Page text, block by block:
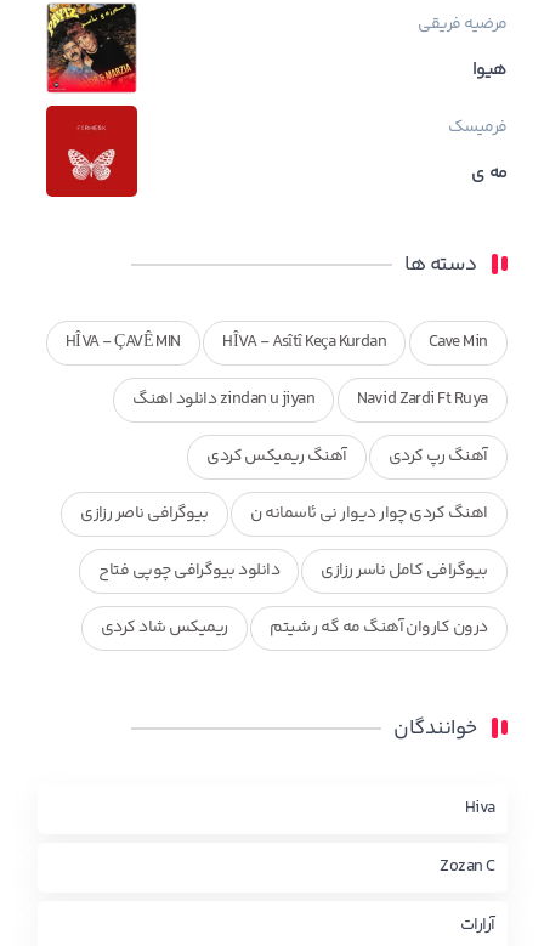
مرضیه فریقی
هیوا
فرمیسک
مه ی
دسته ها
Cave Min
HÎVA - Asîtî Keça Kurdan
HÎVA - ÇAVÊ MIN
Navid Zardi Ft Ruya zindan u jiyan دانلود اهنگ
آهنگ رپ کردی آهنگ ریمیکس کردی
اهنگ کردی چوار دیوار نی ئاسمانه ن بیوگرافی ناصر رزازی
بیوگرافی کامل ناسر رزازی دانلود بیوگرافی چوپی فتاح
درون کاروان آهنگ مه گه ر شیتم ریمیکس شاد کردی
محمد جزا
چاو من
خوانندگان
Hiva
Zozan C
آرارات